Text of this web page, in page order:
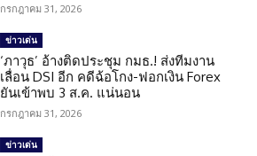
กรกฎาคม 31, 2026
ข่าวเด่น
‘ภาวุธ’ อ้างติดประชุม กมธ.! ส่งทีมงาน
เลื่อน DSI อีก คดีฉ้อโกง-ฟอกเงิน Forex
ยันเข้าพบ 3 ส.ค. แน่นอน
กรกฎาคม 31, 2026
ข่าวเด่น